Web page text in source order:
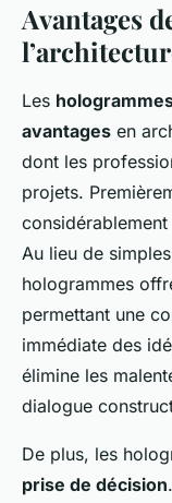
Avantages
Les
avantages en
dont les
projets.
considérablement
Au lieu de
hologrammes
permettant une
immédiate des
élimine les
dialogue
De plus, les
prise de décision